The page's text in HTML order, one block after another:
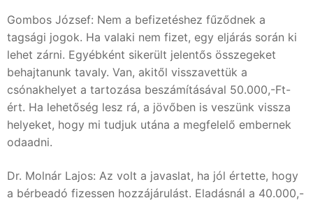
Gombos József: Nem a befizetéshez fűződnek a
tagsági jogok. Ha valaki nem fizet, egy eljárás során ki
lehet zárni. Egyébként sikerült jelentős összegeket
behajtanunk tavaly. Van, akitől visszavettük a
csónakhelyet a tartozása beszámításával 50.000,-Ft-
ért. Ha lehetőség lesz rá, a jövőben is veszünk vissza
helyeket, hogy mi tudjuk utána a megfelelő embernek
odaadni.
Dr. Molnár Lajos: Az volt a javaslat, ha jól értette, hogy
a bérbeadó fizessen hozzájárulást. Eladásnál a 40.000,-